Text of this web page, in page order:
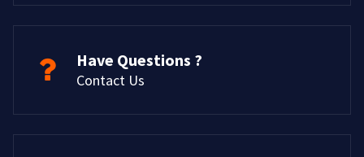
Have Questions ?
Contact Us